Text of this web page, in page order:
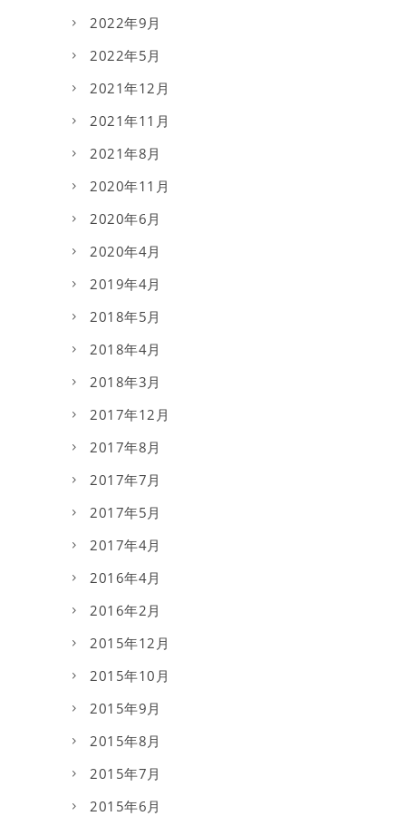
2022年9月
2022年5月
2021年12月
2021年11月
2021年8月
2020年11月
2020年6月
2020年4月
2019年4月
2018年5月
2018年4月
2018年3月
2017年12月
2017年8月
2017年7月
2017年5月
2017年4月
2016年4月
2016年2月
2015年12月
2015年10月
2015年9月
2015年8月
2015年7月
2015年6月